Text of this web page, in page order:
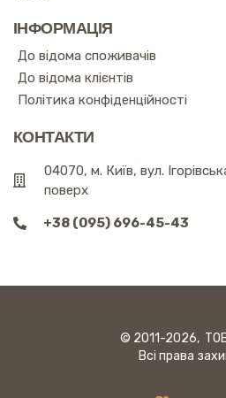
ІНФОРМАЦІЯ
До відома споживачів
До відома клієнтів
Політика конфіденційності
КОНТАКТИ
04070, м. Київ, вул.
поверх
+38 (095) 696-45-43
© 2011-2026, ТОВ
Всі права